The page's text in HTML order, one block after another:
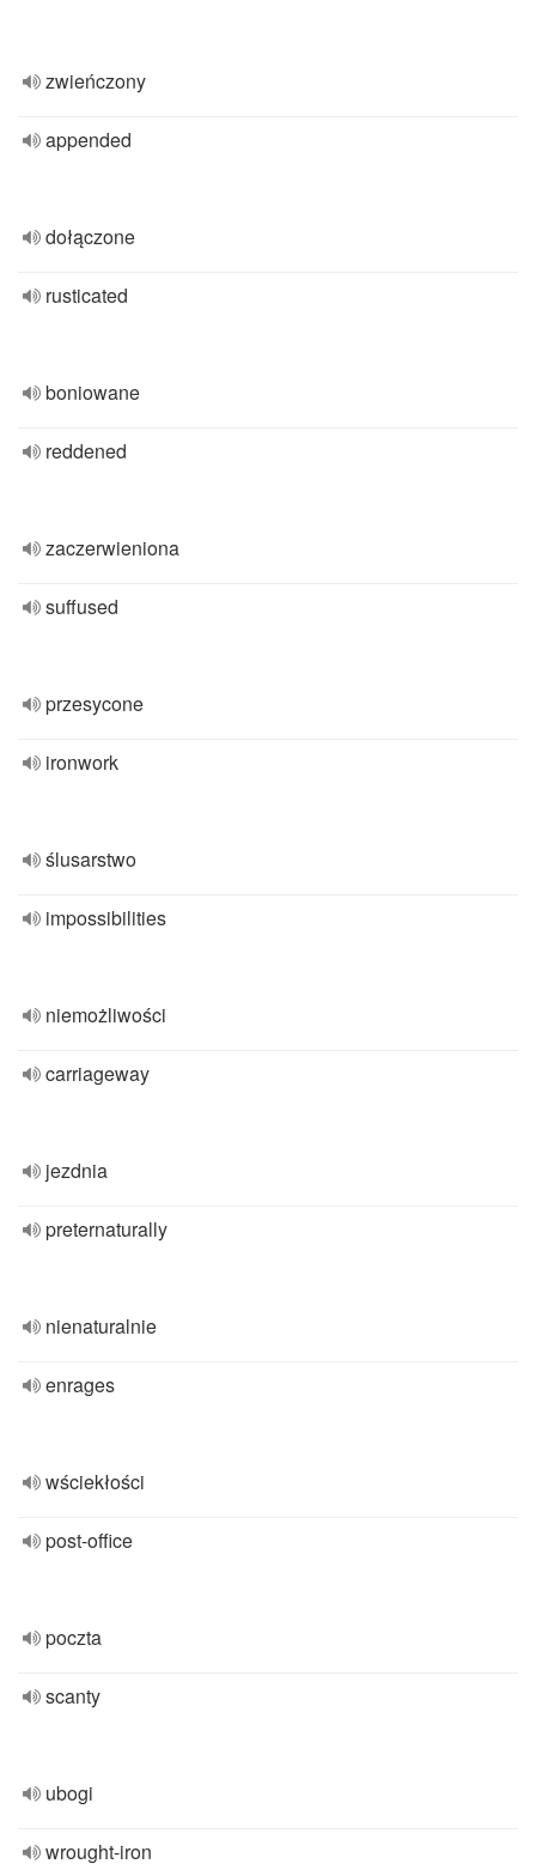
zwieńczony
appended
dołączone
rusticated
boniowane
reddened
zaczerwieniona
suffused
przesycone
ironwork
ślusarstwo
impossibilities
niemożliwości
carriageway
jezdnia
preternaturally
nienaturalnie
enrages
wściekłości
post-office
poczta
scanty
ubogi
wrought-iron